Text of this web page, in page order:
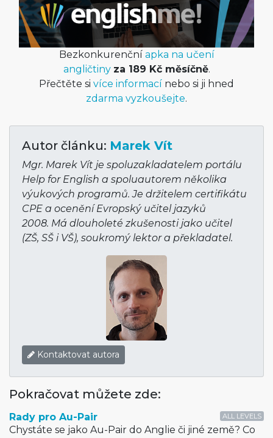
Bezkonkurenční apka na učení
angličtiny za 189 Kč měsíčně.
Přečtěte si více informací nebo si ji hned
zdarma vyzkoušejte.
Autor článku: Marek Vít
Mgr. Marek Vít je spoluzakladatelem portálu
Help for English a spoluautorem několika
výukových programů. Je držitelem certifikátu
CPE a ocenění Evropský učitel jazyků
2008. Má dlouholeté zkušenosti jako učitel
(ZŠ, SŠ i VŠ), soukromý lektor a překladatel.
Kontaktovat autora
Pokračovat můžete zde:
ALL LEVELS
Rady pro Au-Pair
Chystáte se jako Au-Pair do Anglie či jiné země? Co